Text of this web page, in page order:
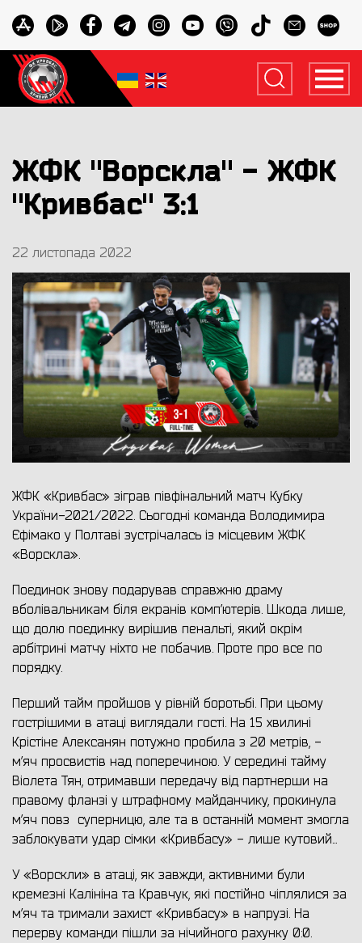
ЖФК "Ворскла" - ЖФК
"Кривбас" 3:1
22 листопада 2022
ЖФК «Кривбас» зіграв півфінальний матч Кубку
України-2021/2022. Сьогодні команда Володимира
Єфімако у Полтаві зустрічалась із місцевим ЖФК
«Ворскла».
Поєдинок знову подарував справжню драму
вболівальникам біля екранів комп’ютерів. Шкода лише,
що долю поєдинку вирішив пенальті, який окрім
арбітрині матчу ніхто не побачив. Проте про все по
порядку.
Перший тайм пройшов у рівній боротьбі. При цьому
гострішими в атаці виглядали гості. На 15 хвилині
Крістіне Алексанян потужно пробила з 20 метрів, -
м’яч просвистів над поперечиною. У середині тайму
Віолета Тян, отримавши передачу від партнерши на
правому фланзі у штрафному майданчику, прокинула
м’яч повз суперницю, але та в останній момент змогла
заблокувати удар сімки «Кривбасу» - лише кутовий...
У «Ворскли» в атаці, як завжди, активними були
кремезні Калініна та Кравчук, які постійно чіплялися за
м’яч та тримали захист «Кривбасу» в напрузі. На
перерву команди пішли за нічийного рахунку 0:0.